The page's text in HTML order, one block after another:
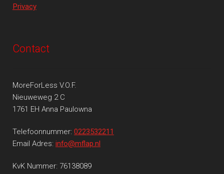
Privacy
Contact
MoreForLess V.O.F.
Nieuweweg 2 C
1761 EH Anna Paulowna
Telefoonnummer: 0223532211
Email Adres: info@mflap.nl
KvK Nummer: 76138089